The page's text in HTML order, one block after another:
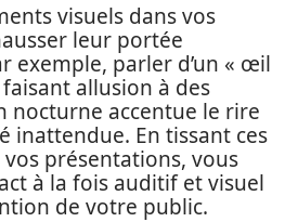
visuels dans vos
leur portée
exemple, parler d’un « œil
allusion à des
nocturne accentue le rire
inattendue. En tissant ces
présentations, vous
à la fois auditif et visuel
de votre public.